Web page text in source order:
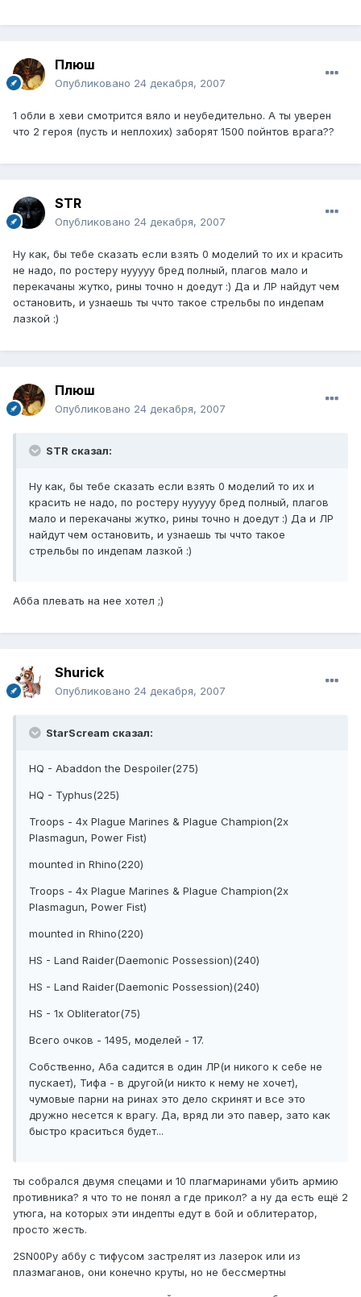
Плюш
Опубликовано 24 декабря, 2007
1 обли в хеви смотрится вяло и неубедительно. А ты уверен
что 2 героя (пусть и неплохих) заборят 1500 пойнтов врага??
STR
Опубликовано 24 декабря, 2007
Ну как, бы тебе сказать если взять 0 моделий то их и красить
не надо, по ростеру нууууу бред полный, плагов мало и
перекачаны жутко, рины точно н доедут :) Да и ЛР найдут чем
остановить, и узнаешь ты ччто такое стрельбы по индепам
лазкой :)
Плюш
Опубликовано 24 декабря, 2007
STR сказал:
Ну как, бы тебе сказать если взять 0 моделий то их и
красить не надо, по ростеру нууууу бред полный, плагов
мало и перекачаны жутко, рины точно н доедут :) Да и ЛР
найдут чем остановить, и узнаешь ты ччто такое
стрельбы по индепам лазкой :)
Абба плевать на нее хотел ;)
Shurick
Опубликовано 24 декабря, 2007
StarScream сказал:
HQ - Abaddon the Despoiler(275)
HQ - Typhus(225)
Troops - 4x Plague Marines & Plague Champion(2x
Plasmagun, Power Fist)
mounted in Rhino(220)
Troops - 4x Plague Marines & Plague Champion(2x
Plasmagun, Power Fist)
mounted in Rhino(220)
HS - Land Raider(Daemonic Possession)(240)
HS - Land Raider(Daemonic Possession)(240)
HS - 1x Obliterator(75)
Всего очков - 1495, моделей - 17.
Собственно, Аба садится в один ЛР(и никого к себе не
пускает), Тифа - в другой(и никто к нему не хочет),
чумовые парни на ринах это дело скринят и все это
дружно несется к врагу. Да, вряд ли это павер, зато как
быстро краситься будет...
ты собрался двумя спецами и 10 плагмаринами убить армию
противника? я что то не понял а где прикол? а ну да есть ещё 2
утюга, на которых эти индепты едут в бой и облитератор,
просто жесть.
2SN00Py аббу с тифусом застрелят из лазерок или из
плазмаганов, они конечно круты, но не бессмертны